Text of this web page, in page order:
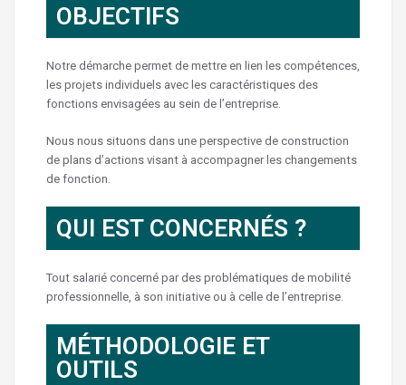
OBJECTIFS
Notre démarche permet de mettre en lien les compétences,
les projets individuels avec les caractéristiques des
fonctions envisagées au sein de l’entreprise.
Nous nous situons dans une perspective de construction
de plans d’actions visant à accompagner les changements
de fonction.
QUI EST CONCERNÉS ?
Tout salarié concerné par des problématiques de mobilité
professionnelle, à son initiative ou à celle de l’entreprise.
MÉTHODOLOGIE ET
OUTILS